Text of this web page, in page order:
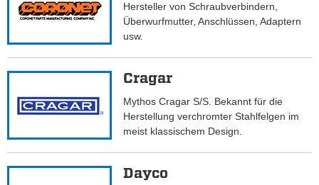
Hersteller von Schraubverbindern,
Überwurfmutter, Anschlüssen, Adaptern
usw.
Cragar
Mythos Cragar S/S. Bekannt für die
Herstellung verchromter Stahlfelgen im
meist klassischem Design.
Dayco